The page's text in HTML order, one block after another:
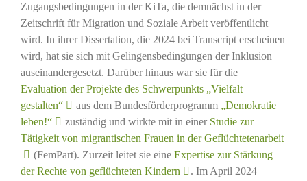
Zugangsbedingungen in der KiTa, die demnächst in der
Zeitschrift für Migration und Soziale Arbeit veröffentlicht
wird. In ihrer Dissertation, die 2024 bei Transcript erscheinen
wird, hat sie sich mit Gelingensbedingungen der Inklusion
auseinandergesetzt. Darüber hinaus war sie für die
Evaluation der Projekte des Schwerpunkts „Vielfalt
gestalten“
aus dem Bundesförderprogramm „Demokratie
leben!“
zuständig und wirkte mit in einer Studie zur
Tätigkeit von migrantischen Frauen in der Geflüchtetenarbeit
(FemPart). Zurzeit leitet sie eine Expertise zur Stärkung
der Rechte von geflüchteten Kindern
. Im April 2024